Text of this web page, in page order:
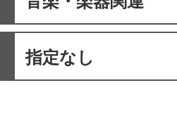
駅・路線か
通信講座を
指定なし